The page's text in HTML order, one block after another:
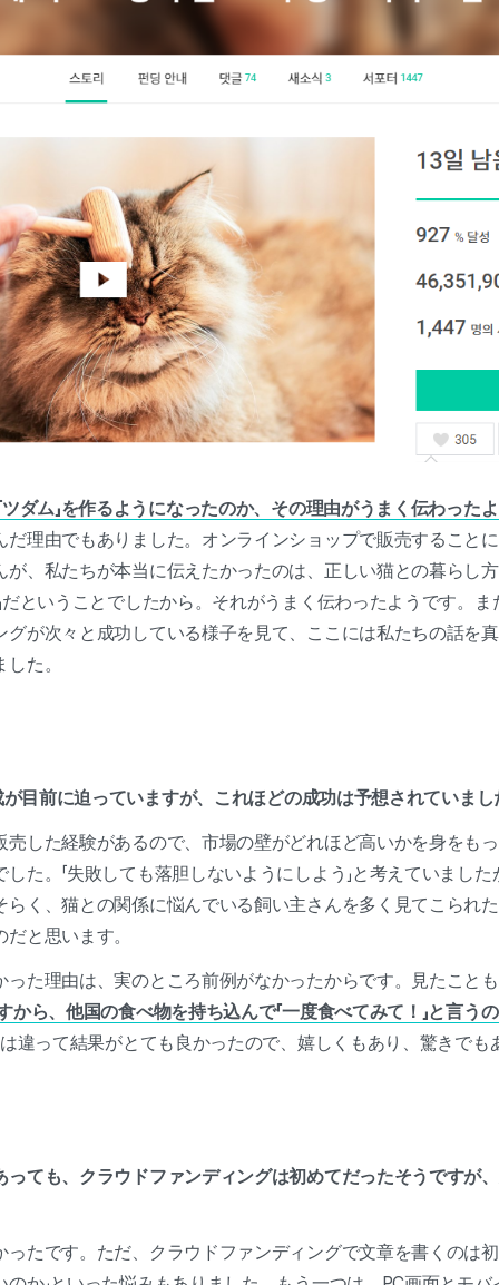
ツダム」を作るようになったのか、その理由がうまく伝わった
だ理由でもありました。オンラインショップで販売すること
が、私たちが本当に伝えたかったのは、正しい猫との暮らし
だということでしたから。それがうまく伝わったようです。
グが次々と成功している様子を見て、ここには私たちの話を
た。
目前に迫っていますが、これほどの成功は予想されていまし
売した経験があるので、市場の壁がどれほど高いかを身をも
た。「失敗しても落胆しないようにしよう」と考えていまし
らく、猫との関係に悩んでいる飼い主さんを多く見てこられ
と思います。
った理由は、実のところ前例がなかったからです。見たこと
から、他国の食べ物を持ち込んで「一度食べてみて！」と言う
違って結果がとても良かったので、嬉しくもあり、驚きでも
っても、クラウドファンディングは初めてだったそうですが
たです。ただ、クラウドファンディングで文章を書くのは初